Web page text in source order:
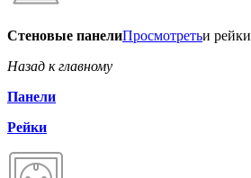
Стеновые панелиПросмотретьи рейки
Назад к главному
Панели
Рейки